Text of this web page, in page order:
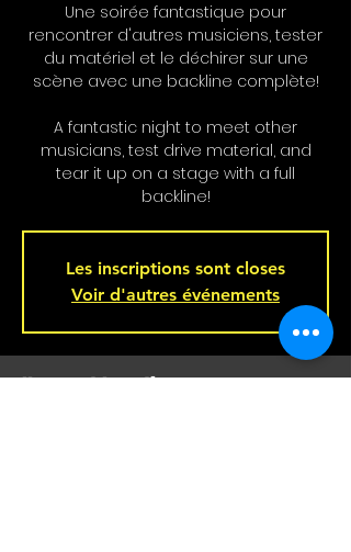
Une soirée fantastique pour
rencontrer d'autres musiciens, tester
du matériel et le déchirer sur une
scène avec une backline complète!
A fantastic night to meet other
musicians, test drive material, and
tear it up on a stage with a full
backline!
Les inscriptions sont closes
Voir d'autres événements
Heure et Location